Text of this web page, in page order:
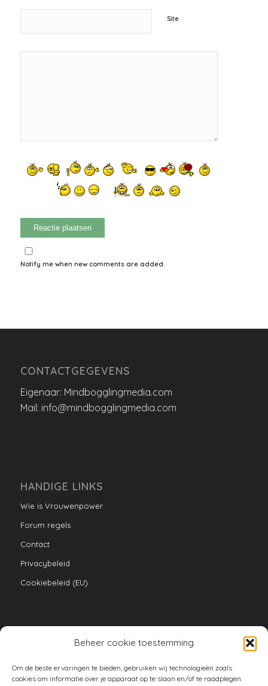
Beheer cookie toestemming
Om de beste ervaringen te bieden, gebruiken wij technologieën zoals
cookies om informatie over je apparaat op te slaan en/of te raadplegen.
Site
Notify me when new comments are added.
CONTACTGEGEVENS
Eigenaar: Mindbogglingmedia.com
Mail: info@mindbogglingmedia.com
HANDIGE LINKS
Wie is Vrouwenpower
Forum regels
Contact
Privacybeleid
Cookiebeleid (EU)
armoe keuken